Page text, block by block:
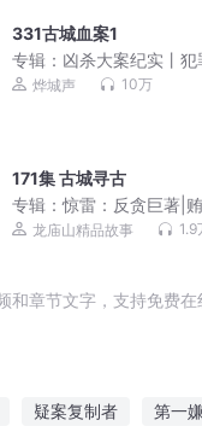
331古城血案1
专辑： 凶杀大案纪实丨
畅听）
烨城声 10万
171集 古城寻古
专辑：惊雷：反贪巨著|
经典官场文学
龙庙山精品故事 1.9
章节文字，支持免费在
疑案复制者 第一